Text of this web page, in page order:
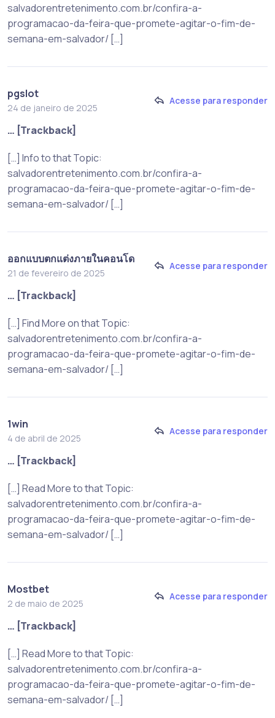
salvadorentretenimento.com.br/confira-a-
programacao-da-feira-que-promete-agitar-o-fim-de-
semana-em-salvador/ […]
pgslot
24 de janeiro de 2025
Acesse para responder
… [Trackback]
[…] Info to that Topic:
salvadorentretenimento.com.br/confira-a-
programacao-da-feira-que-promete-agitar-o-fim-de-
semana-em-salvador/ […]
ออกแบบตกแต่งภายในคอนโด
21 de fevereiro de 2025
Acesse para responder
… [Trackback]
[…] Find More on that Topic:
salvadorentretenimento.com.br/confira-a-
programacao-da-feira-que-promete-agitar-o-fim-de-
semana-em-salvador/ […]
1win
4 de abril de 2025
Acesse para responder
… [Trackback]
[…] Read More to that Topic:
salvadorentretenimento.com.br/confira-a-
programacao-da-feira-que-promete-agitar-o-fim-de-
semana-em-salvador/ […]
Mostbet
2 de maio de 2025
Acesse para responder
… [Trackback]
[…] Read More to that Topic:
salvadorentretenimento.com.br/confira-a-
programacao-da-feira-que-promete-agitar-o-fim-de-
semana-em-salvador/ […]